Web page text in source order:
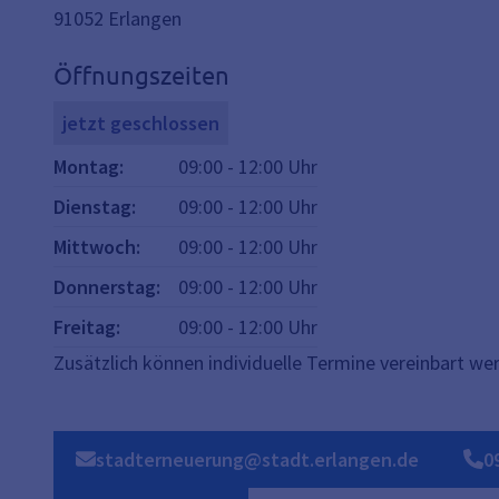
91052 Erlangen
Öffnungszeiten
jetzt geschlossen
Montag: 09:00 - 12:00 Uhr
Dienstag: 09:00 - 12:00 Uhr
Mittwoch: 09:00 - 12:00 Uhr
Donnerstag: 09:00 - 12:00 Uhr
Freitag: 09:00 - 12:00 Uhr
Zusätzlich können individuelle Termine vereinbart
stadterneuerung@stadt.erlangen.de